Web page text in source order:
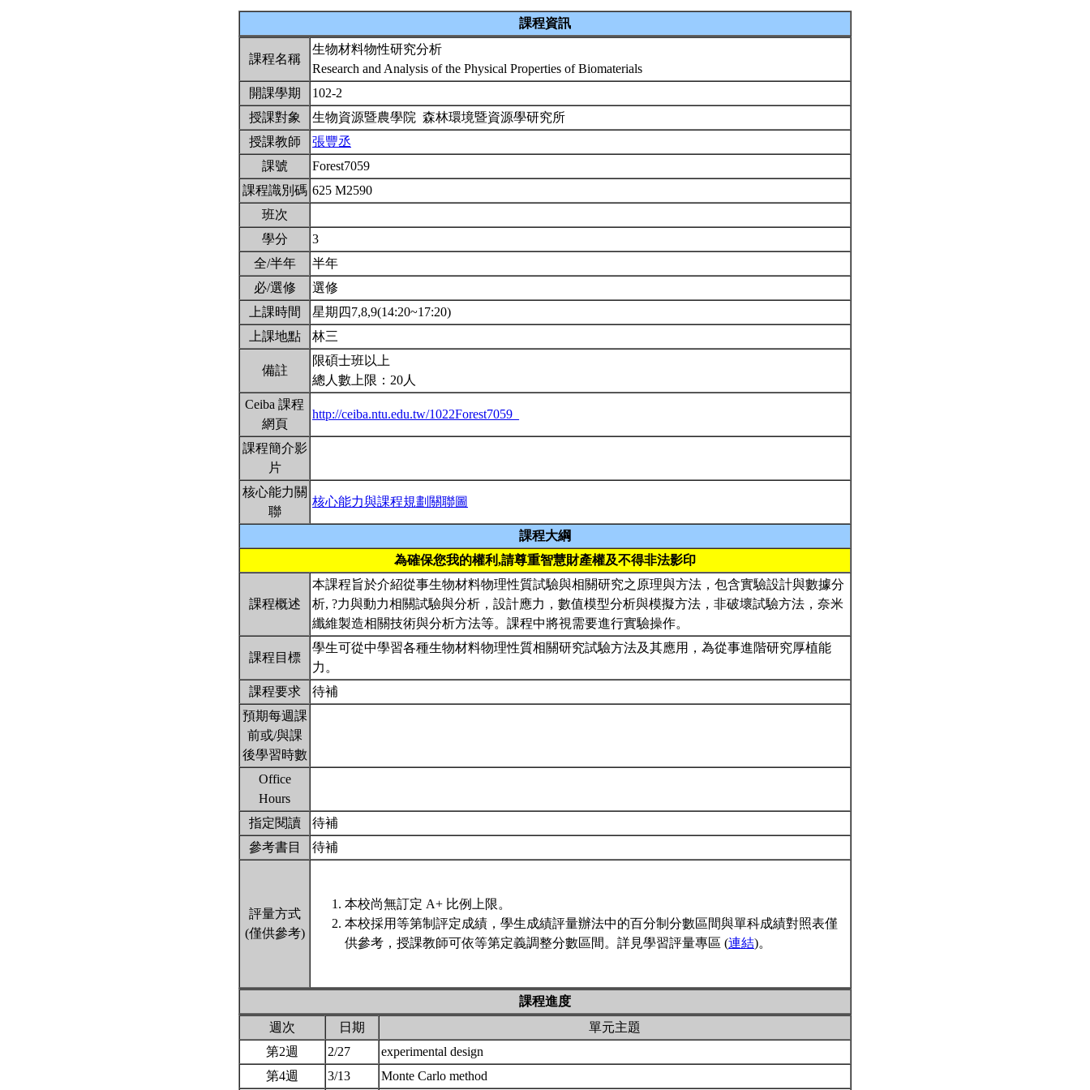
課程資訊
課程名稱
生物材料物性研究分析
Research and Analysis of the Physical Properties of Biomaterials
開課學期
102-2
授課對象
生物資源暨農學院 森林環境暨資源學研究所
授課教師
張豐丞
課號
Forest7059
課程識別碼 625 M2590
班次
學分
3
全/半年
半年
必/選修
選修
上課時間
星期四7,8,9(14:20~17:20)
上課地點
林三
備註
限碩士班以上
總人數上限：20人
Ceiba 課程
網頁
http://ceiba.ntu.edu.tw/1022Forest7059_
課程簡介影
片
核心能力關
聯
核心能力與課程規劃關聯圖
課程大綱
為確保您我的權利,請尊重智慧財產權及不得非法影印
課程概述
本課程旨於介紹從事生物材料物理性質試驗與相關研究之原理與方法，包含實驗設計與數據分
析, ?力與動力相關試驗與分析，設計應力，數值模型分析與模擬方法，非破壞試驗方法，奈米
纖維製造相關技術與分析方法等。課程中將視需要進行實驗操作。
課程目標
學生可從中學習各種生物材料物理性質相關研究試驗方法及其應用，為從事進階研究厚植能
力。
課程要求
待補
預期每週課
前或/與課
後學習時數
Office
Hours
指定閱讀
待補
參考書目
待補
評量方式
(僅供參考)
本校尚無訂定 A+ 比例上限。
本校採用等第制評定成績，學生成績評量辦法中的百分制分數區間與單科成績對照表僅
供參考，授課教師可依等第定義調整分數區間。詳見學習評量專區 (連結)。
課程進度
週次
日期
單元主題
第2週
2/27
experimental design
第4週
3/13 Monte Carlo method